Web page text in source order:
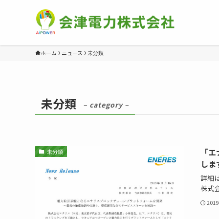
ホーム ニュース 未分類
未分類 – category –
未分類
「
しま
詳細
株式